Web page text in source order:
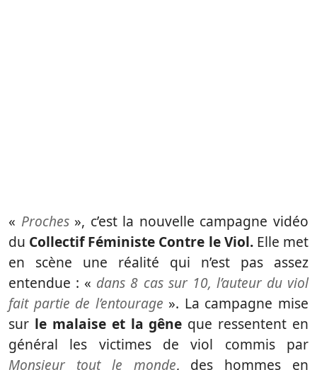
« Proches», c’est la nouvelle campagne vidéo
du Collectif Féministe Contre le Viol.Elle met
en scène une réalité qui n’est pas assez
entendue : « dans 8 cas sur 10, l’auteur du viol
fait partie de l’entourage ». La campagne mise
sur le malaise et la gêne que ressentent en
général les victimes de viol commis par
Monsieur tout le monde, des hommes en